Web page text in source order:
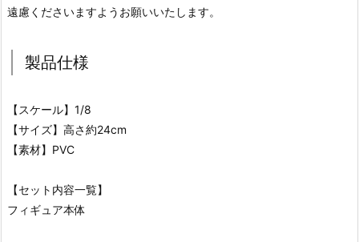
遠慮くださいますようお願いいたします。
製品仕様
【スケール】1/8
【サイズ】高さ約24cm
【素材】PVC
【セット内容一覧】
フィギュア本体